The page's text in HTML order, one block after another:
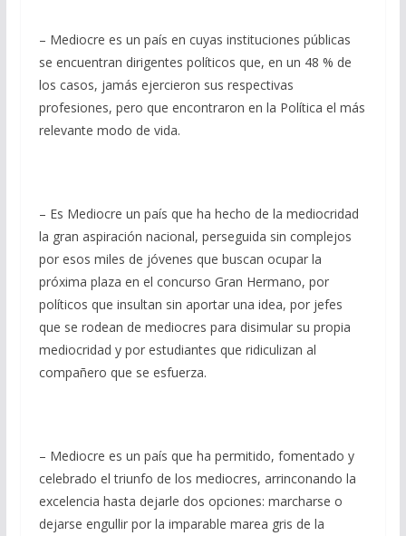
– Mediocre es un país en cuyas instituciones públicas
se encuentran dirigentes políticos que, en un 48 % de
los casos, jamás ejercieron sus respectivas
profesiones, pero que encontraron en la Política el más
relevante modo de vida.
– Es Mediocre un país que ha hecho de la mediocridad
la gran aspiración nacional, perseguida sin complejos
por esos miles de jóvenes que buscan ocupar la
próxima plaza en el concurso Gran Hermano, por
políticos que insultan sin aportar una idea, por jefes
que se rodean de mediocres para disimular su propia
mediocridad y por estudiantes que ridiculizan al
compañero que se esfuerza.
– Mediocre es un país que ha permitido, fomentado y
celebrado el triunfo de los mediocres, arrinconando la
excelencia hasta dejarle dos opciones: marcharse o
dejarse engullir por la imparable marea gris de la